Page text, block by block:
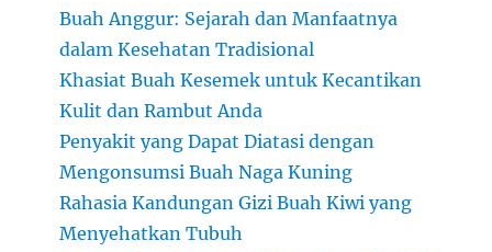
Buah Anggur: Sejarah dan Manfaatnya
dalam Kesehatan Tradisional
Khasiat Buah Kesemek untuk Kecantikan
Kulit dan Rambut Anda
Penyakit yang Dapat Diatasi dengan
Mengonsumsi Buah Naga Kuning
Rahasia Kandungan Gizi Buah Kiwi yang
Menyehatkan Tubuh